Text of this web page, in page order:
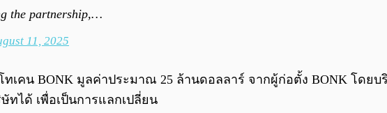
the partnership,…
11, 2025
ทเคน BONK มูลค่าประมาณ 25 ล้านดอลลาร์ จากผู้ก่อตั้ง BONK โดย
ได้ เพื่อเป็นการแลกเปลี่ยน